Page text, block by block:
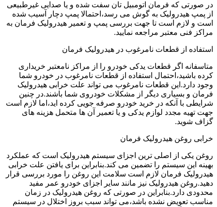
در صورتی که فرمان اتومبیل تان سفت شده و یا صدایی غیرطبیعی
از پمپ هیدرولیک به گوش می رسد،احتمالا پمپ دچار آسیب شده
است و لازم است تا جهت بررسی پمپ و تعمیر هیدرولیک فرمان به
مراکز فنی معتبر مراجعه نمایید.
استفاده از قطعات نامرغوب در هیدرولیک فرمان
متاسفانه اگر قطعات یدکی خودرو را از مراکز نامعتبر خریداری
کرده باشید،احتمال استفاده از قطعات نامرغوب در خودرو شما
وجود دارد.این قطعات نامرغوب می تواند علت خرابی هیدرولیک
فرمان و بسیاری دیگر از مشکلات خودروی شما باشند.در چنین
شرایطی با آنکه در خرید خودرو صرفه جویی کرده اید،اما لازم است
جهت تهیه مجدد لوازم یدکی و یا تعمیر آن ها متحمل هزینه های
گزاف شوید.
خرابی روغن هیدرولیک فرمان
روغن یکی از اصلی ترین اجزای سیستم هیدرولیک است که عملکرد
بهینه این سیستم را تضمین می کند.بنابراین برای یافتن علت خرابی
هیدرولیک فرمان لازم است سلامت این روغن را مورد بررسی قرار
دهید.روغن هیدرولیک نیز مانند سایر اجزای خودرو عمر مفید
محدودی دارد.بنابراین در صورتی که روغن هیدرولیک در زمان
مناسب تعویض نشده باشد،می تواند سبب بروز اختلال در سیستم